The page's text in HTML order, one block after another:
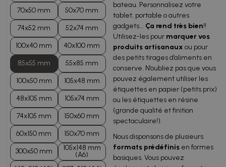
70x50 mm 50x70 mm
74x52 mm 52x74 mm
100x40 mm 40x100 mm
85x55 mm 55x85 mm
100x50 mm 105x48 mm
48x105 mm 105x74 mm
74x105 mm 150x60 mm
60x150 mm 150x70 mm
300x50 mm
105x148 mm
(A6)
bateau. Personnalisez votre
tablet, portable o autres
gadgets... Ça rend très bien!!
Utilisez-les pour marquer vos
produits artisanaux ou pour
des petits tirages d’aliments en
conserve. N’oubliez pas que vous
pouvez également utiliser les
étiquettes en papier (petits prix)
ou les étiquettes en résine
(grande qualité et finition
spectaculaire!).
Nous disponsons de plusieurs
formats prédéfinis en formes
basiques. Vous pouvez